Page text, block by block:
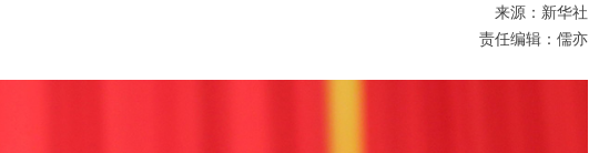
来源：新华社
责任编辑：儒亦